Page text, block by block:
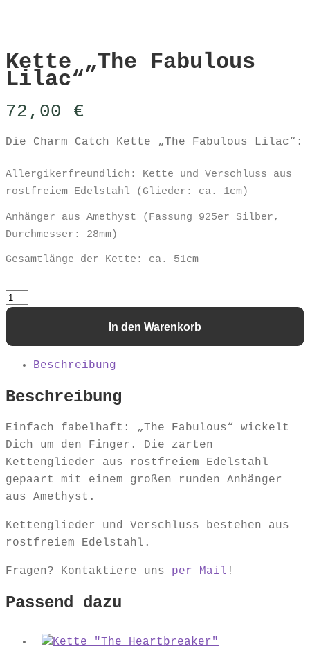
Kette „The Fabulous
Lilac“
72,00 €
Die Charm Catch Kette „The Fabulous Lilac“:
Allergikerfreundlich: Kette und Verschluss aus
rostfreiem Edelstahl (Glieder: ca. 1cm)
Anhänger aus Amethyst (Fassung 925er Silber,
Durchmesser: 28mm)
Gesamtlänge der Kette: ca. 51cm
Kette
"The
Lilac"
Menge
In den Warenkorb
Beschreibung
Beschreibung
Einfach fabelhaft: „The Fabulous“ wickelt
Dich um den Finger. Die zarten
Kettenglieder aus rostfreiem Edelstahl
gepaart mit einem großen runden Anhänger
aus Amethyst.
Kettenglieder und Verschluss bestehen aus
rostfreiem Edelstahl.
Fragen? Kontaktiere uns per Mail !
Passend dazu